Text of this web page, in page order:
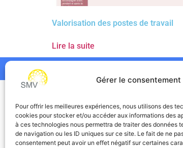
Gérer le consentement
Pour offrir les meilleures expériences, nous utilisons des
cookies pour stocker et/ou accéder aux informations des
à ces technologies nous permettra de traiter des données
de navigation ou les ID uniques sur ce site. Le fait de ne
consentement peut avoir un effet négatif sur certaines
Valorisation des postes de travail
Lire la suite